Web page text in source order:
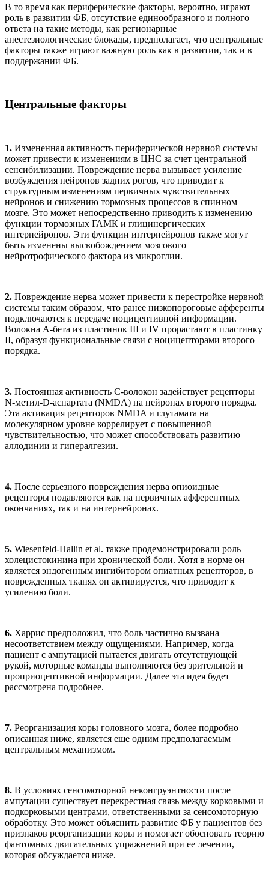
В то время как периферические факторы, вероятно, играют
роль в развитии ФБ, отсутствие единообразного и полного
ответа на такие методы, как регионарные
анестезиологические блокады, предполагает, что центральные
факторы также играют важную роль как в развитии, так и в
поддержании ФБ.
Центральные факторы
1. Измененная активность периферической нервной системы
может привести к изменениям в ЦНС за счет центральной
сенсибилизации. Повреждение нерва вызывает усиление
возбуждения нейронов задних рогов, что приводит к
структурным изменениям первичных чувствительных
нейронов и снижению тормозных процессов в спинном
мозге. Это может непосредственно приводить к изменению
функции тормозных ГАМК и глицинергических
интернейронов. Эти функции интернейронов также могут
быть изменены высвобождением мозгового
нейротрофического фактора из микроглии.
2. Повреждение нерва может привести к перестройке нервной
системы таким образом, что ранее низкопороговые афференты
подключаются к передаче ноцицептивной информации.
Волокна А-бета из пластинок III и IV прорастают в пластинку
II, образуя функциональные связи с ноцицепторами второго
порядка.
3. Постоянная активность С-волокон задействует рецепторы
N-метил-D-аспартата (NMDA) на нейронах второго порядка.
Эта активация рецепторов NMDA и глутамата на
молекулярном уровне коррелирует с повышенной
чувствительностью, что может способствовать развитию
аллодинии и гипералгезии.
4. После серьезного повреждения нерва опиоидные
рецепторы подавляются как на первичных афферентных
окончаниях, так и на интернейронах.
5. Wiesenfeld-Hallin et al. также продемонстрировали роль
холецистокинина при хронической боли. Хотя в норме он
является эндогенным ингибитором опиатных рецепторов, в
поврежденных тканях он активируется, что приводит к
усилению боли.
6. Харрис предположил, что боль частично вызвана
несоответствием между ощущениями. Например, когда
пациент с ампутацией пытается двигать отсутствующей
рукой, моторные команды выполняются без зрительной и
проприоцептивной информации. Далее эта идея будет
рассмотрена подробнее.
7. Реорганизация коры головного мозга, более подробно
описанная ниже, является еще одним предполагаемым
центральным механизмом.
8. В условиях сенсомоторной неконгруэнтности после
ампутации существует перекрестная связь между корковыми и
подкорковыми центрами, ответственными за сенсомоторную
обработку. Это может объяснить развитие ФБ у пациентов без
признаков реорганизации коры и помогает обосновать теорию
фантомных двигательных упражнений при ее лечении,
которая обсуждается ниже.